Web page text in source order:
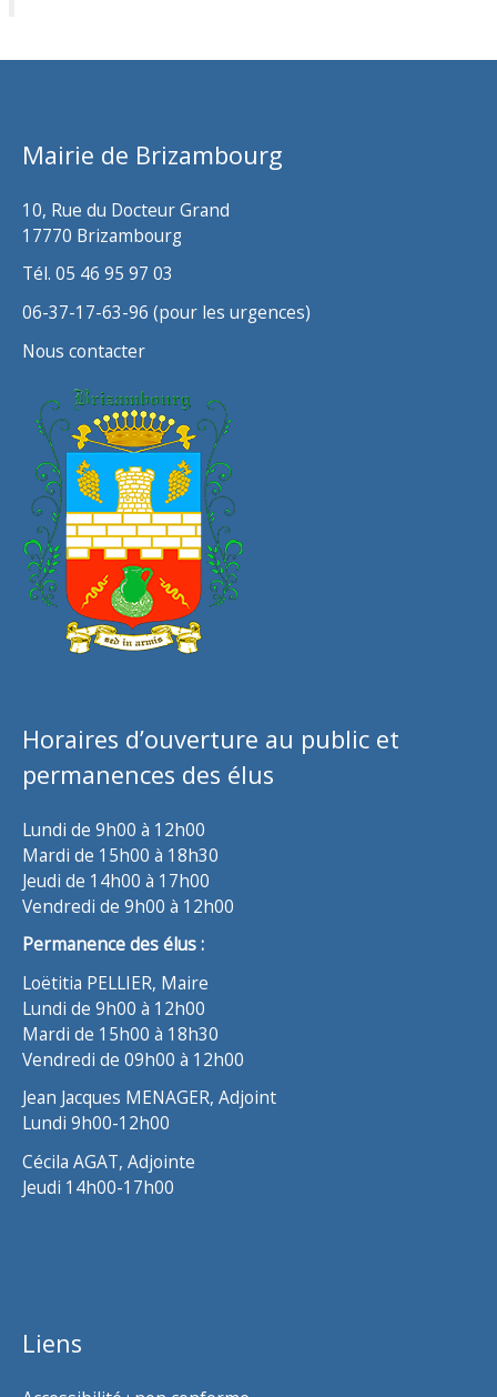
h
Mairie de Brizambourg
10, Rue du Docteur Grand
17770 Brizambourg
Tél. 05 46 95 97 03
06-37-17-63-96 (pour les urgences)
Nous contacter
Horaires d’ouverture au public et
permanences des élus
Lundi de 9h00 à 12h00
Mardi de 15h00 à 18h30
Jeudi de 14h00 à 17h00
Vendredi de 9h00 à 12h00
Permanence des élus :
Loëtitia PELLIER, Maire
Lundi de 9h00 à 12h00
Mardi de 15h00 à 18h30
Vendredi de 09h00 à 12h00
Jean Jacques MENAGER, Adjoint
Lundi 9h00-12h00
Cécila AGAT, Adjointe
Jeudi 14h00-17h00
Liens